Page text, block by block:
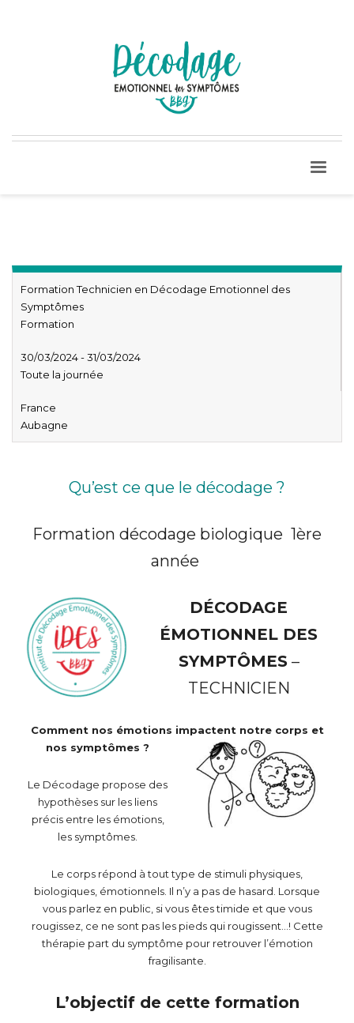
Formation Technicien en Décodage Emotionnel des
Symptômes
Formation
30/03/2024 - 31/03/2024
Toute la journée
France
Aubagne
Qu’est ce que le décodage ?
Formation décodage biologique 1ère
année
DÉCODAGE
ÉMOTIONNEL DES
SYMPTÔMES–
TECHNICIEN
Comment nos émotions impactent notre corps et
nos symptômes ?
Le Décodage propose des
hypothèses sur les liens
précis entre les émotions,
les symptômes.
Le corps répond à tout type de stimuli physiques,
biologiques, émotionnels. Il n’y a pas de hasard. Lorsque
vous parlez en public, si vous êtes timide et que vous
rougissez, ce ne sont pas les pieds qui rougissent…! Cette
thérapie part du symptôme pour retrouver l’émotion
fragilisante.
L’objectif de cette formation